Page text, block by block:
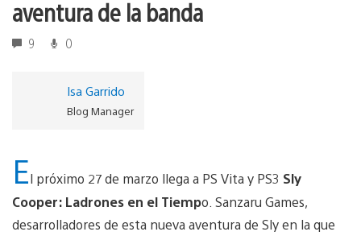
aventura de la banda
9 0
Isa Garrido
Blog Manager
El próximo 27 de marzo llega a PS Vita y PS3 Sly
Cooper: Ladrones en el Tiempo. Sanzaru Games,
desarrolladores de esta nueva aventura de Sly en la que